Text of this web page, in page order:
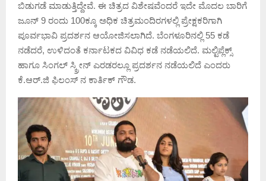
ಬಿಡುಗಡೆ ಮಾಡುತ್ತಿದ್ದೇವೆ. ಈ ಚಿತ್ರದ ವಿಶೇಷವೆಂದರೆ ಇದೇ ಮೊದಲ ಬಾರಿಗೆ
ಜೂನ್ 9 ರಂದು 100ಕ್ಕೂ ಅಧಿಕ ಚಿತ್ರಮಂದಿರಗಳಲ್ಲಿ ಪ್ರೇಕ್ಷಕರಿಗಾಗಿ
ಪೂರ್ವಭಾವಿ ಪ್ರದರ್ಶನ ಆಯೋಜಿಸಲಾಗಿದೆ. ಬೆಂಗಳೂರಿನಲ್ಲಿ 55 ಕಡೆ
ನಡೆದರೆ, ಉಳಿದಂತೆ ಕರ್ನಾಟಕದ ವಿವಿಧ ಕಡೆ ನಡೆಯಲಿದೆ. ಮಲ್ಟಿಪ್ಲೆಕ್ಸ್
ಹಾಗೂ ಸಿಂಗಲ್ ಸ್ಕ್ರೀನ್ ಎರಡರಲ್ಲೂ ಪ್ರದರ್ಶನ ನಡೆಯಲಿದೆ ಎಂದರು
ಕೆ.ಆರ್.ಜಿ ಫಿಲಂಸ್ ನ‌ ಕಾರ್ತಿಕ್ ಗೌಡ.